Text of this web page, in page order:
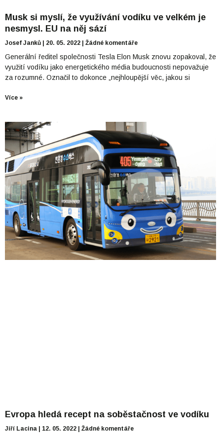
Musk si myslí, že využívání vodíku ve velkém je
nesmysl. EU na něj sází
Josef Janků 20. 05. 2022 Žádné komentáře
Generální ředitel společnosti Tesla Elon Musk znovu zopakoval, že
využití vodíku jako energetického média budoucnosti nepovažuje
za rozumné. Označil to dokonce „nejhloupější věc, jakou si
Více »
Evropa hledá recept na soběstačnost ve vodíku
Jiří Lacina 12. 05. 2022 Žádné komentáře